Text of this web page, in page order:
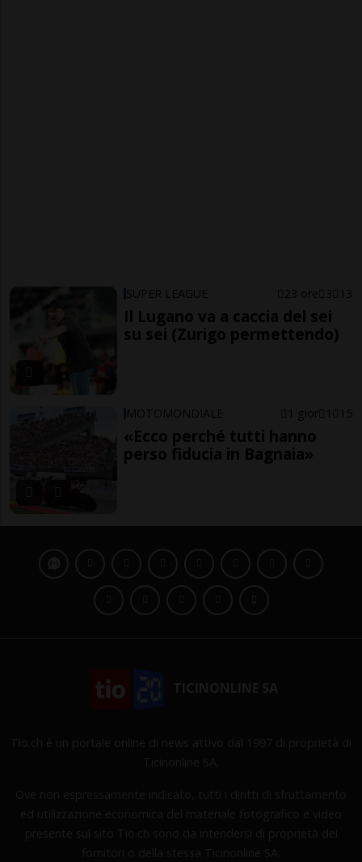
SUPER LEAGUE 23 ore 3 13
Il Lugano va a caccia del sei
su sei (Zurigo permettendo)
MOTOMONDIALE 1 gior 1 15
«Ecco perché tutti hanno
perso fiducia in Bagnaia»